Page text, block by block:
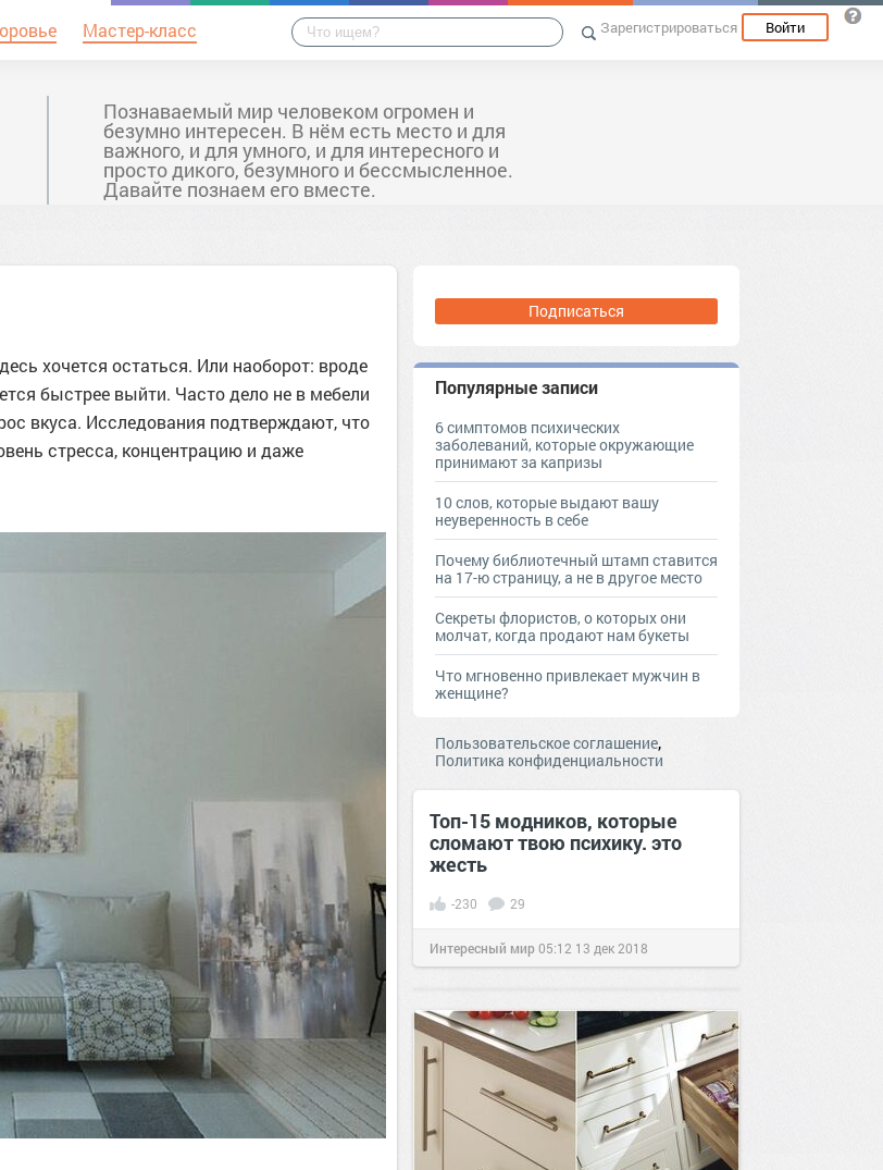
Мастер-класс Зарегистрироваться Войти
Познаваемый мир человеком огромен и
безумно интересен. В нём есть место и для
важного, и для умного, и для интересного и
просто дикого, безумного и бессмысленное.
Давайте познаем его вместе.
хочется остаться. Или наоборот: вроде
быстрее выйти. Часто дело не в мебели
вкуса. Исследования подтверждают, что
стресса, концентрацию и даже
Подписаться
Популярные записи
6 симптомов психических
заболеваний, которые окружающие
принимают за капризы
10 слов, которые выдают вашу
неуверенность в себе
Почему библиотечный штамп ставится
на 17-ю страницу, а не в другое место
Секреты флористов, о которых они
молчат, когда продают нам букеты
Что мгновенно привлекает мужчин в
женщине?
Пользовательское соглашение,
Политика конфиденциальности
Топ-15 модников, которые
сломают твою психику. это
жесть
-230 29
Интересный мир05:12 13 дек 2018